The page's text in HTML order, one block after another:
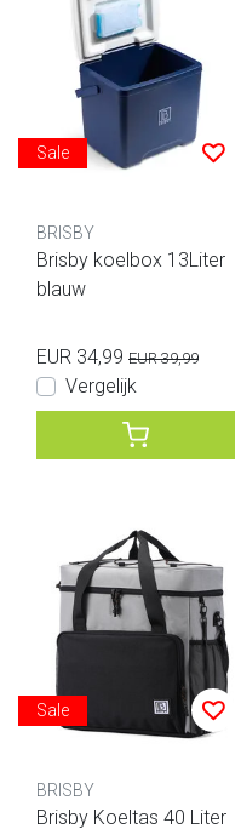
Sale
BRISBY
Brisby koelbox 13Liter
blauw
EUR 34,99 EUR 39,99
Vergelijk
Sale
BRISBY
Brisby Koeltas 40 Liter